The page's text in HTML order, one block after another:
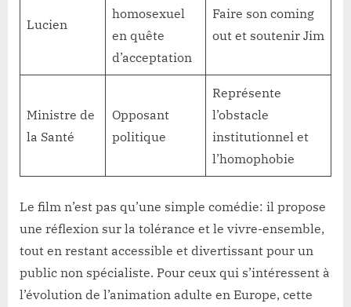
Lucien
homosexuel
en quête
d’acceptation
Faire son coming
out et soutenir Jim
Ministre de
la Santé
Opposant
politique
Représente
l’obstacle
institutionnel et
l’homophobie
Le film n’est pas qu’une simple comédie: il propose
une réflexion sur la tolérance et le vivre-ensemble,
tout en restant accessible et divertissant pour un
public non spécialiste. Pour ceux qui s’intéressent à
l’évolution de l’animation adulte en Europe, cette